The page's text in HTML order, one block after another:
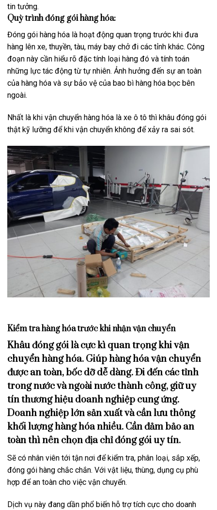
tin tưởng.
Quỳ trình đóng gói hàng hóa:
Đóng gói hàng hóa là hoạt động quan trọng trước khi đưa
hàng lên xe, thuyền, tàu, máy bay chở đi các tỉnh khác. Công
đoạn này cần hiểu rõ đặc tính loại hàng đó và tính toán
những lực tác động từ tự nhiên. Ảnh hưởng đến sự an toàn
của hàng hóa và sự bảo vệ của bao bì hàng hóa bọc bên
ngoài.
Nhất là khi vận chuyển hàng hóa là xe ô tô thì khâu đóng gói
thật kỹ lưỡng để khi vận chuyển không để xảy ra sai sót.
Kiểm tra hàng hóa trước khi nhận vận chuyển
Khâu đóng gói là cực kì quan trọng khi vận
chuyển hàng hóa. Giúp hàng hóa vận chuyển
được an toàn, bốc dỡ dễ dàng. Đi đến các tỉnh
trong nước và ngoài nước thành công, giữ uy
tín thương hiệu doanh nghiệp cung ứng.
Doanh nghiệp lớn sản xuất và cần lưu thông
khối lượng hàng hóa nhiều. Cần đảm bảo an
toàn thì nên chọn địa chỉ đóng gói uy tín.
Sẽ có nhân viên tới tận nơi để kiểm tra, phân loại, sắp xếp,
đóng gói hàng chắc chắn. Với vật liệu, thùng, dụng cụ phù
hợp để an toàn cho việc vận chuyển.
Dịch vụ này đang dần phổ biến hỗ trợ tích cực cho doanh